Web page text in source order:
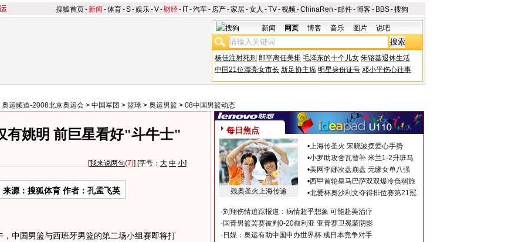
搜狐首页-新闻 -体育-S-娱乐-V- 财经- IT-汽车- 房产-家居-女人 -TV-视频-ChinaRen -邮件-博客- BBS-搜狗
新闻 网页 博客 音乐 图片 说吧
杨佳注射死刑 郎平离任美排 毛泽东的十个儿女 朱镕基退休生活
中国21位漂亮女市长 新足协主席 明星身份证号 邓小平伤心往事
奥运频道-2008北京奥运会 > 中国军团 > 篮球 > 奥运男篮 > 08中国男篮动态
有姚明 前巨星看好"斗牛士"
[我来说两句(7)] [字号： 大 中 小]
来源：搜狐体育 作者：孔孟飞英
中国男篮与西班牙男篮的第二场小组赛即将打
每日焦点
残奥圣火上海传递
•上海传圣火 宋晓波摆爱心手势
•小罗助攻舍瓦替补 米兰1-2升班马
•美网李娜次盘崩盘 无缘女单八强
•西甲首轮皇马巴萨双双爆冷负弱旅
•北爱杯奥沙利文夺得排位赛第21冠
·刘翔伤情追踪报道：病情超乎想象 可能赴美治疗
· 国青男篮罢赛被判0-20叙利亚 亚青赛卫冕蒙阴影
· 日媒：奥运有助中国申办世界杯 成日本竞争对手